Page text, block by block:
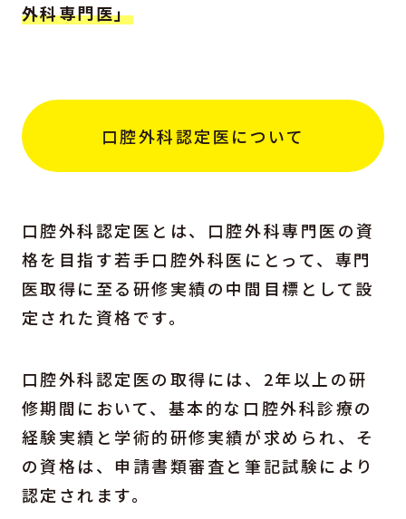
外科専門医」
口腔外科認定医について
口腔外科認定医とは、口腔外科専門医の資
格を目指す若手口腔外科医にとって、専門
医取得に至る研修実績の中間目標として設
定された資格です。
口腔外科認定医の取得には、2年以上の研
修期間において、基本的な口腔外科診療の
経験実績と学術的研修実績が求められ、そ
の資格は、申請書類審査と筆記試験により
認定されます。